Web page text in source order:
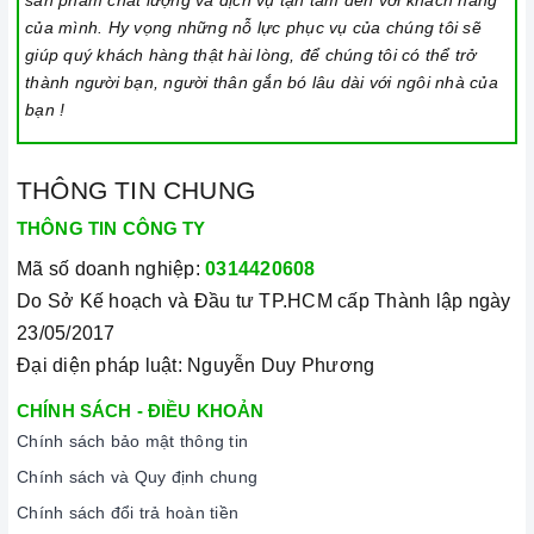
Lưu ý vệ sinh và bảo quản bếp
Luôn dùng khăn mềm và khô để vệ sinh mặt bếp, chú ý lau
thật nhẹ để tránh làm trầy xước mặt bếp.
Đối với các vết bẩn cứng đầu, có thể dùng giấy ướt hoặc chất
tẩy rửa chuyên dụng để lau mặt bếp.
Lưu ý chỉ nên thực hiện việc này khi bếp đã nguội và cách xa
Khi không sử dụng, nên cất giữ cẩn thận và bảo quản mặt
bếp để tránh làm trầy xước, ảnh hưởng đến cảm ứng bếp..
Thường xuyên lau chùi bếp và giữ vệ sinh sạch sẽ để đảm
bảo tuổi thọ của bếp.
3. Tại sao nên chọn mua sản phẩm tại Home Best?
Cam kết hàng chính hãng:
phẩm chính hãng 100%, có nguồn gốc, xuất xứ và chứng từ
của mình. Hy vọng những nỗ lực phục vụ của chúng tôi sẽ
giúp quý khách hàng thật hài lòng, để chúng tôi có thể trở
thành người bạn, người thân gắn bó lâu dài với ngôi nhà của
bạn !
THÔNG TIN CHUNG
THÔNG TIN CÔNG TY
Mã số doanh nghiệp: 0314420608
Do Sở Kế hoạch và Đầu tư TP.HCM cấp Thành lập ngày
23/05/2017
Đại diện pháp luật: Nguyễn Duy Phương
CHÍNH SÁCH - ĐIỀU KHOẢN
Chính sách bảo mật thông tin
Chính sách và Quy định chung
Chính sách đổi trả hoàn tiền